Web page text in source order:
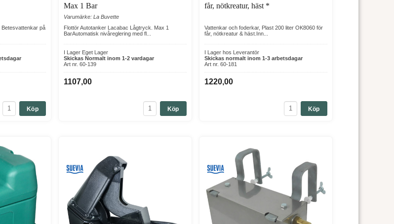
Betesvattenkar på
Köp
Max 1 Bar
Varumärke: La Buvette
Flottör Autotanker Lacabac Lågtryck. Max 1
BarAutomatisk nivåreglering med fl...
I Lager Eget Lager
Skickas Normalt inom 1-2 vardagar
Art nr. 60-139
1107,00
Köp
får, nötkreatur, häst *
Vattenkar och foderkar, Plast 200 liter OK8060 för
får, nötkreatur & häst.Inn...
I Lager hos Leverantör
Skickas normalt inom 1-3 arbetsdagar
Art nr. 60-181
1220,00
Köp